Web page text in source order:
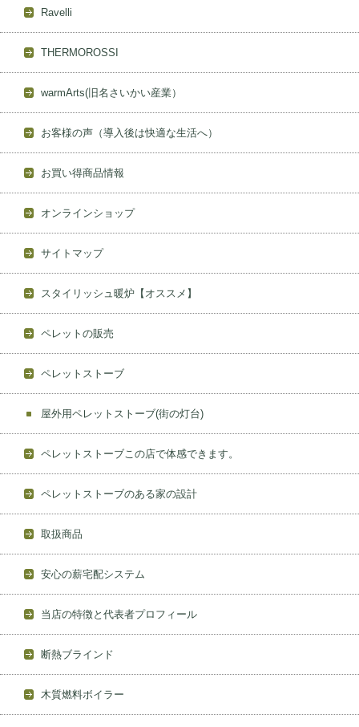
Ravelli
THERMOROSSI
warmArts(旧名さいかい産業）
お客様の声（導入後は快適な生活へ）
お買い得商品情報
オンラインショップ
サイトマップ
スタイリッシュ暖炉【オススメ】
ペレットの販売
ペレットストーブ
屋外用ペレットストーブ(街の灯台)
ペレットストーブこの店で体感できます。
ペレットストーブのある家の設計
取扱商品
安心の薪宅配システム
当店の特徴と代表者プロフィール
断熱ブラインド
木質燃料ボイラー